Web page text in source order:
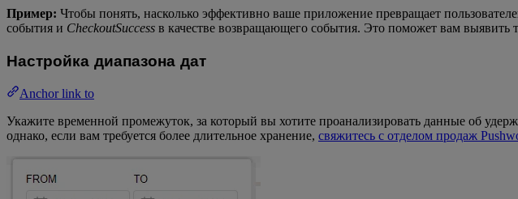
Пример: Чтобы понять, насколько эффективно ваше приложение превращает
события и CheckoutSuccess в качестве возвращающего события. Это поможет вам выявить
Настройка диапазона дат
Anchor link to
Укажите временной промежуток, за который вы хотите проанализировать данные об
однако, если вам требуется более длительное хранение, свяжитесь с отделом продаж